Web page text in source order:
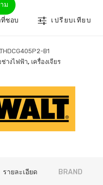
ม
ชอบ
เปรียบเทียบ
B1
ช่างไฟฟ้า, เครื่องเจียร
รายละเอียด BRAND